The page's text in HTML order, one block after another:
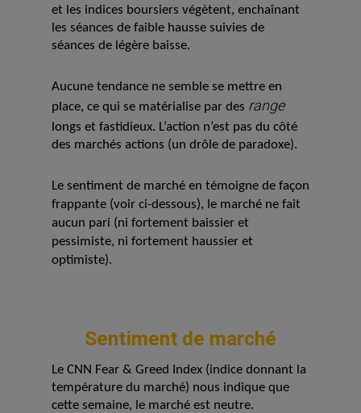
et les indices boursiers végètent, enchaînant
les séances de faible hausse suivies de
séances de légère baisse.
Aucune tendance ne semble se mettre en
place, ce qui se matérialise par des range
longs et fastidieux. L’action n’est pas du côté
des marchés actions (un drôle de paradoxe).
Le sentiment de marché en témoigne de façon
frappante (voir ci-dessous), le marché ne fait
aucun pari (ni fortement baissier et
pessimiste, ni fortement haussier et
optimiste).
Sentiment de marché
Le CNN Fear & Greed Index (indice donnant la
température du marché) nous indique que
cette semaine, le marché est neutre.